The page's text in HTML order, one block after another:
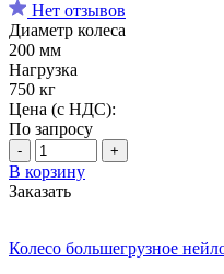
Нет отзывов
Диаметр колеса
200 мм
Нагрузка
750 кг
Цена (с НДС):
По запросу
- +
В корзину
Заказать
Колесо большегрузное